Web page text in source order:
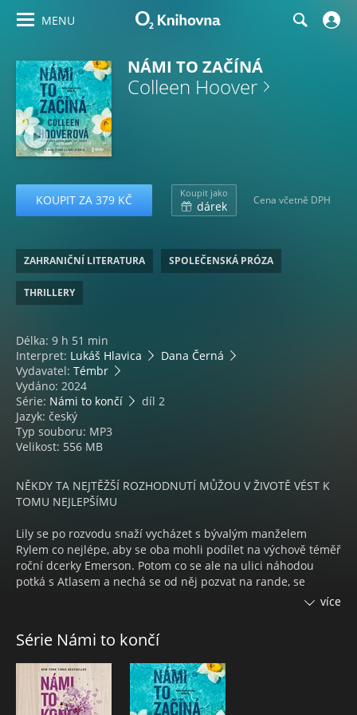
MENU
NÁMI TO ZAČÍNÁ
Colleen Hoover
KOUPIT ZA 379 KČ Koupit jako
dárek Cena včetně DPH
ZAHRANIČNÍ LITERATURA SPOLEČENSKÁ PRÓZA
THRILLERY
Délka: 9 h 51 min
Interpret: Lukáš Hlavica
Dana Černá
Vydavatel: Témbr
Vydáno: 2024
Série: Námi to končí
díl 2
Jazyk: český
Typ souboru: MP3
Velikost: 556 MB
NĚKDY TA NEJTĚŽŠÍ ROZHODNUTÍ MŮŽOU V ŽIVOTĚ VÉST K
TOMU NEJLEPŠÍMU
Lily se po rozvodu snaží vycházet s bývalým manželem
Rylem co nejlépe, aby se oba mohli podílet na výchově téměř
roční dcerky Emerson. Potom co se ale na ulici náhodou
potká s Atlasem a nechá se od něj pozvat na rande, se
situace začne komplikovat. Atlas Corrigan je snad jediný
nejsou manželé, bude Ryle součástí jejich životů už napořád.
Tam, kde skončil epilog bestsellerového fenoménu Námi to
končí, pokračuje kniha Námi to začíná…
více
Série Námi to končí